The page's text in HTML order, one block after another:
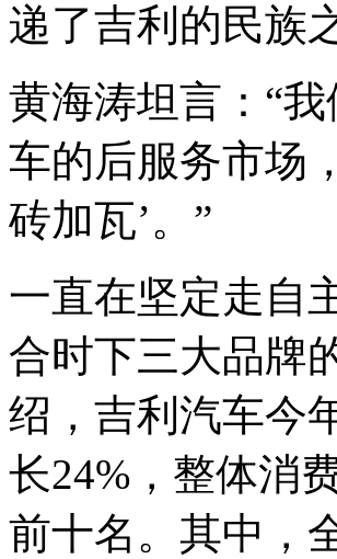
递了吉利的民族
黄海涛坦言：“
车的后服务市场
砖加瓦’。”
一直在坚定走自
合时下三大品牌
绍，吉利汽车今
长24%，整体消
前十名。其中，